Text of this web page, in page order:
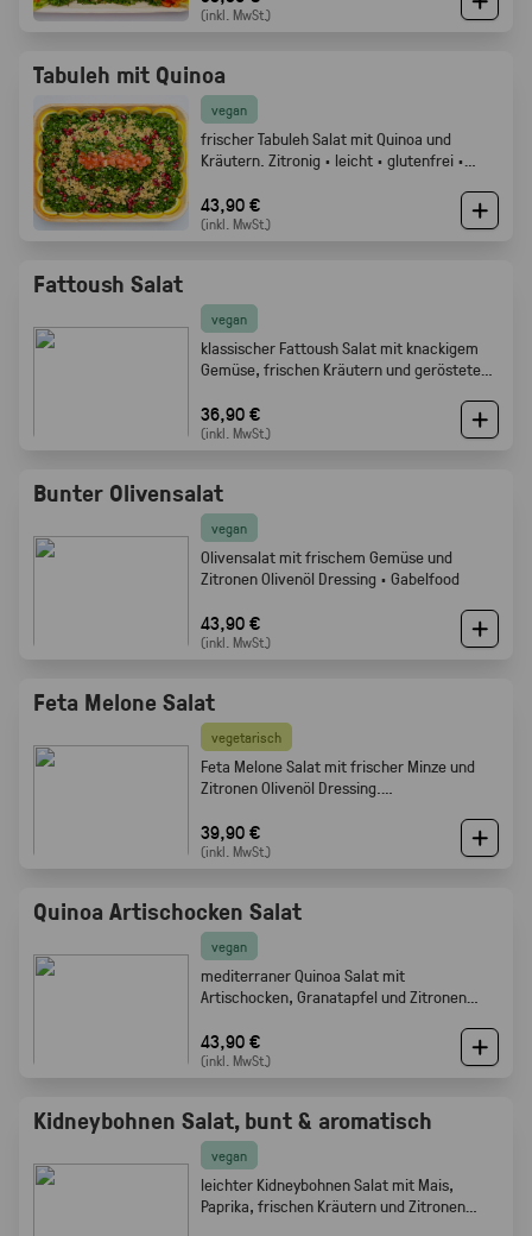
(inkl. MwSt.)
Tabuleh mit Quinoa
vegan
frischer Tabuleh Salat mit Quinoa und
Kräutern. Zitronig · leicht · glutenfrei ·
43,90 €
(inkl. MwSt.)
Fattoush Salat
vegan
klassischer Fattoush Salat mit knackigem
Gemüse, frischen Kräutern und geröstetem
Mezze oder Buffet Beilage · Gabelfood
36,90 €
(inkl. MwSt.)
Bunter Olivensalat
vegan
Olivensalat mit frischem Gemüse und
Zitronen Olivenöl Dressing · Gabelfood
43,90 €
(inkl. MwSt.)
Feta Melone Salat
vegetarisch
Feta Melone Salat mit frischer Minze und
Zitronen Olivenöl Dressing.
Beilage · Gabelfood
39,90 €
(inkl. MwSt.)
Quinoa Artischocken Salat
vegan
mediterraner Quinoa Salat mit
Artischocken, Granatapfel und Zitronen
Gabelfood
43,90 €
(inkl. MwSt.)
Kidneybohnen Salat, bunt & aromatisch
vegan
leichter Kidneybohnen Salat mit Mais,
Paprika, frischen Kräutern und Zitronen